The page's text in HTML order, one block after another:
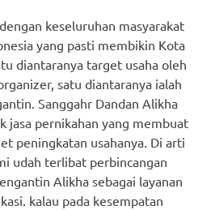
keseluruhan masyarakat
yang pasti membikin Kota
diantaranya target usaha oleh
satu diantaranya ialah
Sanggahr Dandan Alikha
jasa pernikahan yang membuat
peningkatan usahanya. Di arti
udah terlibat perbincangan
Alikha sebagai layanan
kalau pada kesempatan